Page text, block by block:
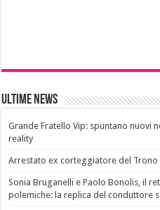
Ultime News
Grande Fratello Vip: spuntano nuovi
reality
Arrestato ex corteggiatore del Trono
Sonia Bruganelli e Paolo Bonolis, il
polemiche: la replica del conduttore